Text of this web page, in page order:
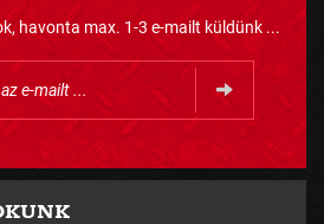
havonta max. 1-3 e-mailt küldünk ...